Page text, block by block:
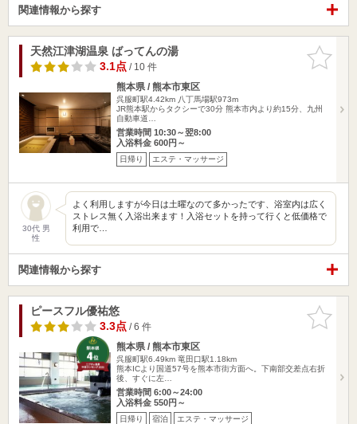
関連情報から探す
お気に入
りに追加
天然江津湖温泉 ばってんの湯
3.1点/ 10 件
熊本県 / 熊本市東区
呉服町駅4.42km 八丁馬場駅973m
JR熊本駅からタクシーで30分 熊本市内より約15分、九州
自動車道…
営業時間 10:30～翌8:00
入浴料金 600円～
日帰り エステ・マッサージ
30代 男
性
よく利用しますが今日は土曜なのて多かったです、浴室内は広く
ストレス無く入浴出来ます！入浴セットを持って行くと低価格で
利用で…
関連情報から探す
お気に入
りに追加
ピースフル優祐悠
3.3点/ 6 件
熊本県 / 熊本市東区
呉服町駅6.49km 竜田口駅1.18km
熊本ICより国道57号を熊本市街方面へ。下南部交差点右折
後、すぐに左…
営業時間 6:00～24:00
入浴料金 550円～
日帰り 宿泊 エステ・マッサージ